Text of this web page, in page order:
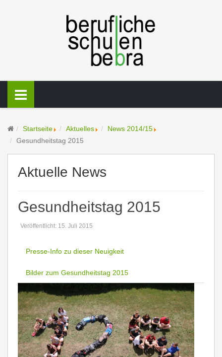
Startseite Aktuelles
News 2014/15
Gesundheitstag 2015
Aktuelle News
Gesundheitstag 2015
Veröffentlicht: 15. Juli 2015
Presse-Info zu dieser Neuigkeit
Bilder zum Gesundheitstag 2015